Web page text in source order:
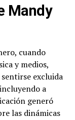
Mandy
cuando
y medios,
excluida
a
generó
las dinámicas